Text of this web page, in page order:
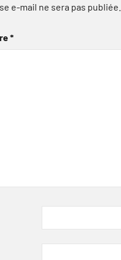
e-mail ne sera pas publiée.
*